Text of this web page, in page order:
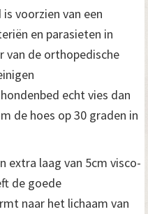
voorzien van een
en parasieten in
van de orthopedische
echt vies dan
de hoes op 30 graden in
extra laag van 5cm visco-
de goede
naar het lichaam van